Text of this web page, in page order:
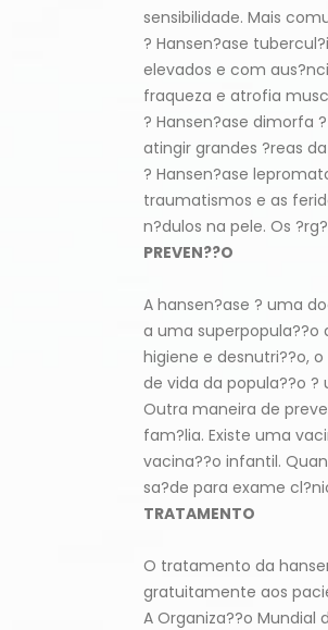
sensibilidade. Mais
? Hansen?ase
elevados e com
fraqueza e atrofia
? Hansen?ase dimorfa
atingir grandes ?reas
? Hansen?ase
traumatismos e as
n?dulos na pele. Os
PREVEN??O
A hansen?ase ? uma
a uma superpopula??o
higiene e desnutri??o,
de vida da popula??o
Outra maneira de
fam?lia. Existe uma
vacina??o infantil.
sa?de para exame
TRATAMENTO
O tratamento da
gratuitamente aos
A Organiza??o Mundial